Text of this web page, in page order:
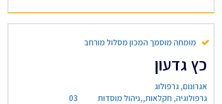
מומחה מוסמך המכון מסלול מורחב
כץ גדעון
אגרונום, גרפולוג
גרפולוגיה, חקלאות,,ניהול מוסדות
03